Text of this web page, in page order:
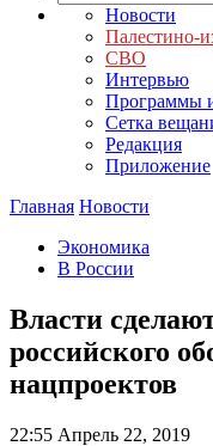
Новости
Палестино-
СВО
Интервью
Программы
Сетка
Редакция
Приложение
Главная Новости
Экономика
В России
Власти
российского
нацпроектов
22:55 Апрель 22, 2019